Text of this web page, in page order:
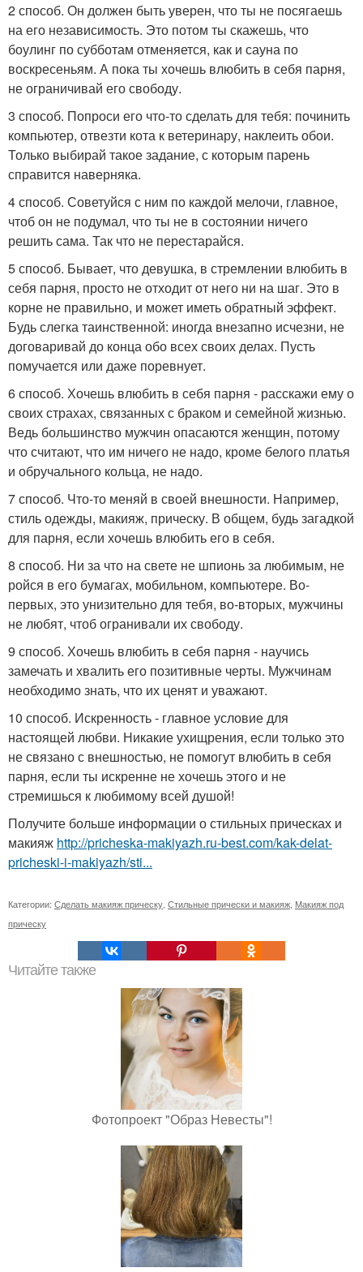
2 способ. Он должен быть уверен, что ты не посягаешь
на его независимость. Это потом ты скажешь, что
боулинг по субботам отменяется, как и сауна по
воскресеньям. А пока ты хочешь влюбить в себя парня,
не ограничивай его свободу.
3 способ. Попроси его что-то сделать для тебя: починить
компьютер, отвезти кота к ветеринару, наклеить обои.
Только выбирай такое задание, с которым парень
справится наверняка.
4 способ. Советуйся с ним по каждой мелочи, главное,
чтоб он не подумал, что ты не в состоянии ничего
решить сама. Так что не перестарайся.
5 способ. Бывает, что девушка, в стремлении влюбить в
себя парня, просто не отходит от него ни на шаг. Это в
корне не правильно, и может иметь обратный эффект.
Будь слегка таинственной: иногда внезапно исчезни, не
договаривай до конца обо всех своих делах. Пусть
помучается или даже поревнует.
6 способ. Хочешь влюбить в себя парня - расскажи ему о
своих страхах, связанных с браком и семейной жизнью.
Ведь большинство мужчин опасаются женщин, потому
что считают, что им ничего не надо, кроме белого платья
и обручального кольца, не надо.
7 способ. Что-то меняй в своей внешности. Например,
стиль одежды, макияж, прическу. В общем, будь загадкой
для парня, если хочешь влюбить его в себя.
8 способ. Ни за что на свете не шпионь за любимым, не
ройся в его бумагах, мобильном, компьютере. Во-
первых, это унизительно для тебя, во-вторых, мужчины
не любят, чтоб огранивали их свободу.
9 способ. Хочешь влюбить в себя парня - научись
замечать и хвалить его позитивные черты. Мужчинам
необходимо знать, что их ценят и уважают.
10 способ. Искренность - главное условие для
настоящей любви. Никакие ухищрения, если только это
не связано с внешностью, не помогут влюбить в себя
парня, если ты искренне не хочешь этого и не
стремишься к любимому всей душой!
Получите больше информации о стильных прическах и
макияж http://pricheska-makiyazh.ru-best.com/kak-delat-
pricheski-i-makiyazh/sti...
Категории: Сделать макияж прическу Стильные прически и макияж Макияж под
прическу
Читайте также
Фотопроект "Образ Невесты"!